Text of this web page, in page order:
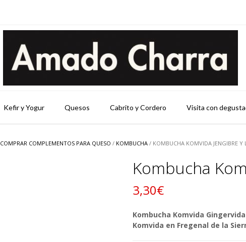
Kefir y Yogur Quesos Cabrito y Cordero Visita con
COMPRAR COMPLEMENTOS PARA QUESO / KOMBUCHA / KOMBUCHA KOMVIDA JENGIBRE Y
Kombucha
3,30€
Kombucha Komvida
Komvida en Fregenal de la